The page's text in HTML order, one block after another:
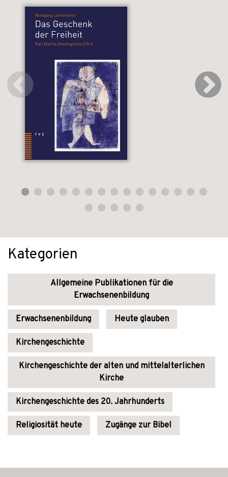
Kategorien
Allgemeine Publikationen für die
Erwachsenenbildung
Erwachsenenbildung Heute glauben
Kirchengeschichte
Kirchengeschichte der alten und mittelalterlichen
Kirche
Kirchengeschichte des 20. Jahrhunderts
Religiosität heute Zugänge zur Bibel